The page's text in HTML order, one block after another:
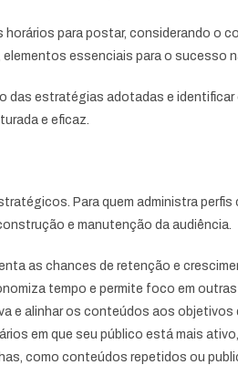
para postar, considerando o
essenciais para o sucesso
das estratégias adotadas e
e eficaz.
Para quem administra
e manutenção da audiência.
as chances de retenção e
tempo e permite foco em
e alinhar os conteúdos aos
em que seu público está mais
como conteúdos repetidos ou